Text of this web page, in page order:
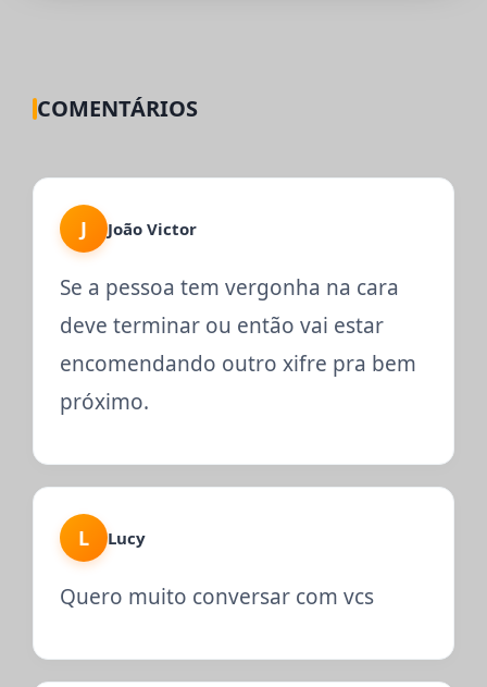
COMENTÁRIOS
J João Victor
Se a pessoa tem vergonha na cara
deve terminar ou então vai estar
encomendando outro xifre pra bem
próximo.
L Lucy
Quero muito conversar com vcs